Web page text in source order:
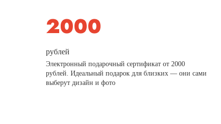
рублей
Электронный подарочный сертификат от 2000
рублей. Идеальный подарок для близких — они сами
выберут дизайн и фото